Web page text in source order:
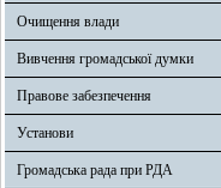
Очищення влади
Вивчення громадської думки
Правове забезпечення
Установи
Громадська рада при РДА